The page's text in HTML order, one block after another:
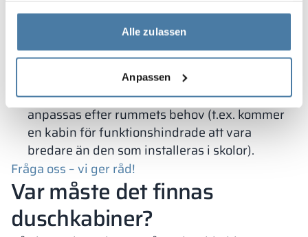
gesammelt haben.
Alle zulassen
Anpassen
säkerhets- och ventilationsskäl är
mot golvet. Det finns ett lämpligt mellanrum
från golvet. Denna typ av kabiner monteras på
justerbara ben, och själva duschavskiljaren
anpassas efter rummets behov (t.ex. kommer
en kabin för funktionshindrade att vara
bredare än den som installeras i skolor).
Fråga oss – vi ger råd!
Var måste det finnas
duschkabiner?